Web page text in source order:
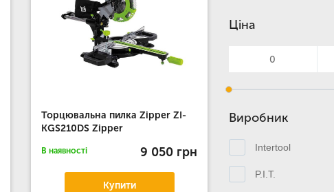
Торцювальна пилка Zipper ZI-
KGS210DS Zipper
В наявності 9 050 грн
Купити
Ціна
Виробник
Intertool
P.I.T.